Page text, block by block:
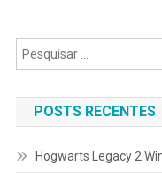
POSTS RECENTES
Hogwarts Legacy 2